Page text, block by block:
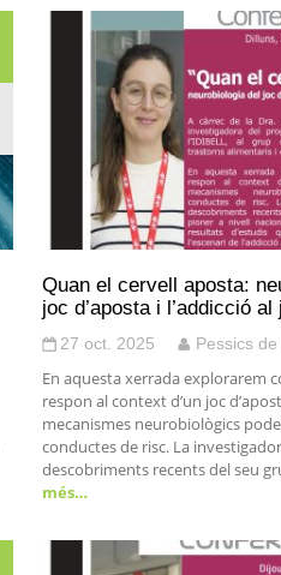
Quan el cervell aposta:
joc d’aposta i l’addicció al
27 oct. 2025 Pessics
En aquesta xerrada explorarem
respon al context d’un joc
mecanismes neurobiològics
conductes de risc. La
descobriments recents del seu
més…